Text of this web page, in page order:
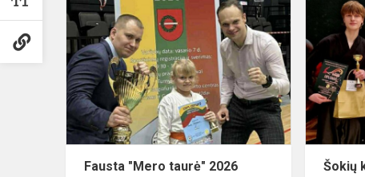
Fausta
"Mero
taurė"
2026
varžybose
ir
iškovojo
garbingą
Fausta "Mero taurė" 2026
Šokių